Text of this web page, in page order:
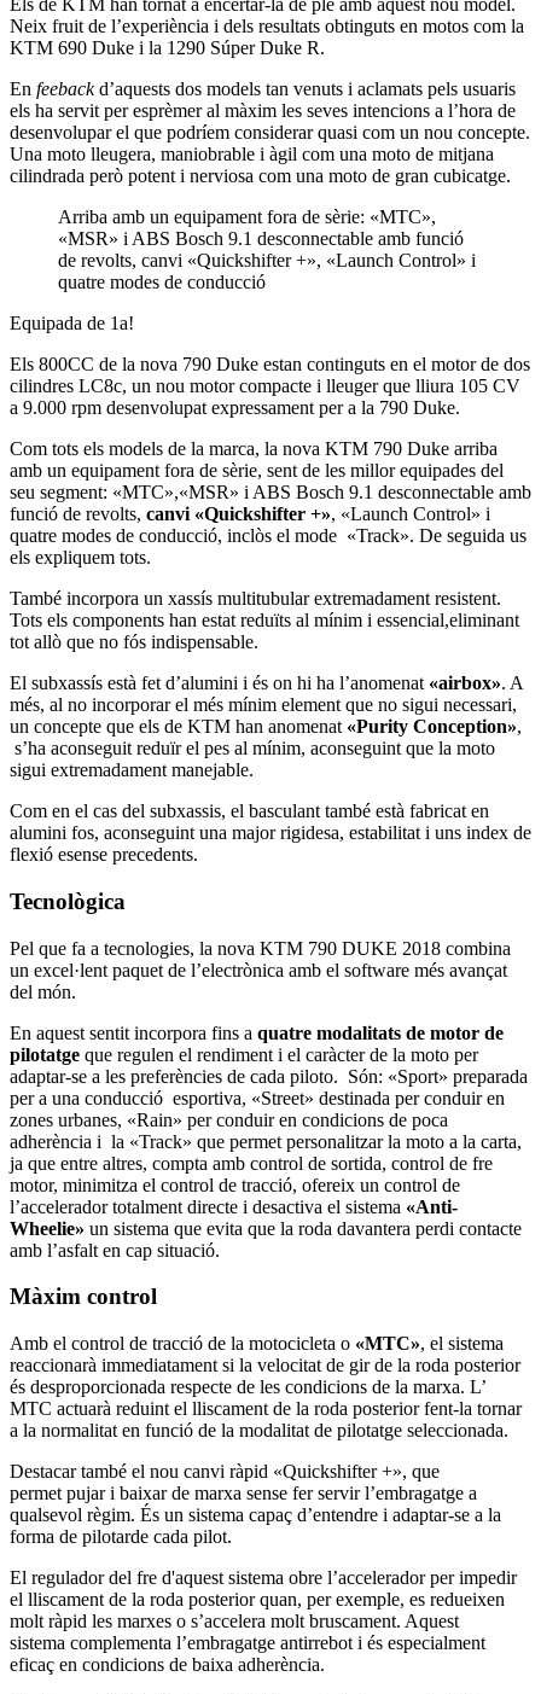
Els de KTM han tornat a encertar-la de ple amb aquest nou model.
Neix fruit de l’experiència i dels resultats obtinguts en motos com la
KTM 690 Duke i la 1290 Súper Duke R.
En feebackd’aquests dos models tan venuts i aclamats pels usuaris
els ha servit per esprèmer al màxim les seves intencions a l’hora de
desenvolupar el que podríem considerar quasi com un nou concepte.
Una moto lleugera, maniobrable i àgil com una moto de mitjana
cilindrada però potent i nerviosa com una moto de gran cubicatge.
Arriba amb un equipament fora de sèrie: «MTC»,
«MSR» i ABS Bosch 9.1 desconnectable amb funció
de revolts, canvi «Quickshifter +», «Launch Control» i
quatre modes de conducció
Equipada de 1a!
Els 800CC de la nova 790 Duke estan continguts en el motor de dos
cilindres LC8c, un nou motor compacte i lleuger que lliura 105 CV
a 9.000 rpm desenvolupat expressament per a la 790 Duke.
Com tots els models de la marca, la nova KTM 790 Duke arriba
amb un equipament fora de sèrie, sent de les millor equipades del
seu segment: «MTC»,«MSR» i ABS Bosch 9.1 desconnectable amb
funció de revolts, canvi «Quickshifter +», «Launch Control» i
quatre modes de conducció, inclòs el mode «Track». De seguida us
els expliquem tots.
També incorpora un xassís multitubular extremadament resistent.
Tots els components han estat reduïts al mínim i essencial,eliminant
tot allò que no fós indispensable.
El subxassís està fet d’alumini i és on hi ha l’anomenat «airbox». A
més, al no incorporar el més mínim element que no sigui necessari,
un concepte que els de KTM han anomenat «Purity Conception»,
s’ha aconseguit reduïr el pes al mínim, aconseguint que la moto
sigui extremadament manejable.
Com en el cas del subxassis, el basculant també està fabricat en
alumini fos, aconseguint una major rigidesa, estabilitat i uns index de
flexió esense precedents.
Tecnològica
Pel que fa a tecnologies, la nova KTM 790 DUKE 2018 combina
un excel·lent paquet de l’electrònica amb el software més avançat
del món.
En aquest sentit incorpora fins a quatre modalitats de motor de
pilotatge que regulen el rendiment i el caràcter de la moto per
adaptar-se a les preferències de cada piloto. Són: «Sport» preparada
per a una conducció esportiva, «Street» destinada per conduir en
zones urbanes, «Rain» per conduir en condicions de poca
adherència i la «Track» que permet personalitzar la moto a la carta,
ja que entre altres, compta amb control de sortida, control de fre
motor, minimitza el control de tracció, ofereix un control de
l’accelerador totalment directe i desactiva el sistema «Anti-
Wheelie» un sistema que evita que la roda davantera perdi contacte
amb l’asfalt en cap situació.
Màxim control
Amb el control de tracció de la motocicleta o «MTC», el sistema
reaccionarà immediatament si la velocitat de gir de la roda posterior
és desproporcionada respecte de les condicions de la marxa. L’
MTC actuarà reduint el lliscament de la roda posterior fent-la tornar
a la normalitat en funció de la modalitat de pilotatge seleccionada.
Destacar també el nou canvi ràpid «Quickshifter +», que
permet pujar i baixar de marxa sense fer servir l’embragatge a
qualsevol règim. És un sistema capaç d’entendre i adaptar-se a la
forma de pilotarde cada pilot.
El regulador del fre d'aquest sistema obre l’accelerador per impedir
el lliscament de la roda posterior quan, per exemple, es redueixen
molt ràpid les marxes o s’accelera molt bruscament. Aquest
sistema complementa l’embragatge antirrebot i és especialment
eficaç en condicions de baixa adherència.